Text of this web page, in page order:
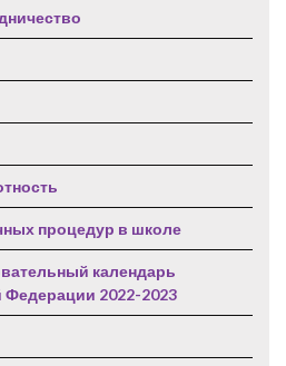
процедур в школе
календарь
Федерации 2022-2023